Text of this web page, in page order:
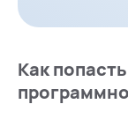
Как